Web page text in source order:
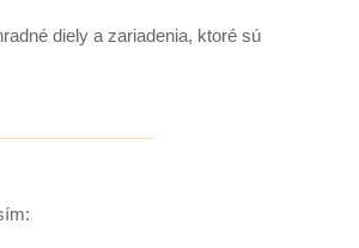
diely a zariadenia, ktoré sú